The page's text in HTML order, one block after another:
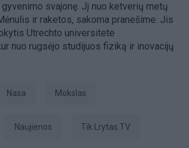
gyvenimo svajonę. Jį nuo ketverių metų
ir raketos, sakoma pranešime. Jis
Utrechto universitete
nuo rugsėjo studijuos fiziką ir inovacijų
Nasa Mokslas
Naujienos tik Lrytas.TV